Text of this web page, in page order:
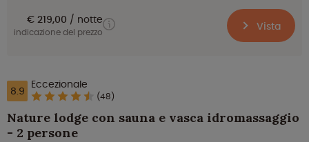
€ 219,00 notte
indicazione del prezzo Vista
8.9 Eccezionale
(48)
Nature lodge con sauna e vasca idromassaggio
- 2 persone